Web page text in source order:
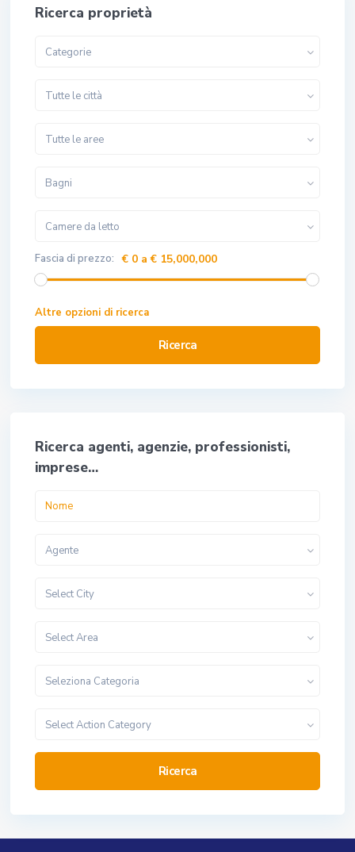
Ricerca proprietà
Categorie
Tutte le città
Tutte le aree
Bagni
Camere da letto
Fascia di prezzo: € 0 a € 15,000,000
Altre opzioni di ricerca
Ricerca
Ricerca agenti, agenzie, professionisti,
imprese…
Agente
Select City
Select Area
Seleziona Categoria
Select Action Category
Ricerca